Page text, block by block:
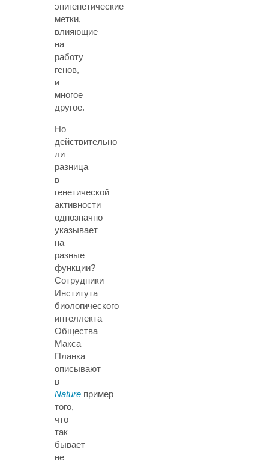
эпигенетические
метки,
влияющие
на
работу
генов,
и
многое
другое.
Но
действительно
ли
разница
в
генетической
активности
однозначно
указывает
на
разные
функции?
Сотрудники
Института
биологического
интеллекта
Общества
Макса
Планка
описывают
в
Nature пример
того,
что
так
бывает
не